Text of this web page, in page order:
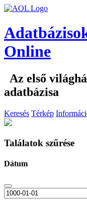
Online
Az első
adatbázisa
Keresés Térkép
Találatok szűrése
Dátum